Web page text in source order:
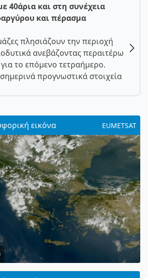
40άρια και στη συνέχεια
και πέρασμα
πλησιάζουν την περιοχή
ανεβάζοντας περαιτέρω
το επόμενο τετραήμερο.
προγνωστικά στοιχεία
εικόνα EUMETSAT